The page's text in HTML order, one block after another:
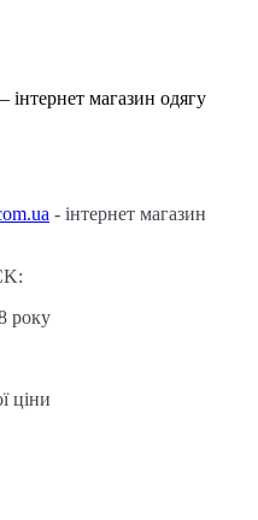
магазин одягу
- інтернет магазин
року
ціни